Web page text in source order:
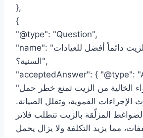
},
{
"@type": "Question",
"name": "هل الخالي من الزيت دائماً أفضل للعيادات
السنية؟",
"acceptedAnswer": { "@type":
"نعم. ضواغط الهواء الخالية من الزيت تمنع خطر حمل
الإجراءات الفموية، وتقلل الصيانة.
الضواغط المزلّقة بالزيت تتطلب فلاتر coalescing
مما يزيد التكلفة ولا يزال يحمل